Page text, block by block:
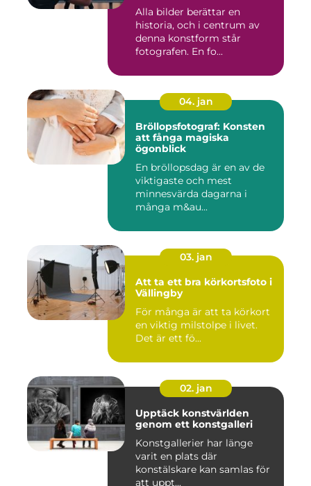
Alla bilder berättar en
historia, och i centrum av
denna konstform står
fotografen. En fo...
04. jan
Bröllopsfotograf: Konsten
att fånga magiska
ögonblick
En bröllopsdag är en av de
viktigaste och mest
minnesvärda dagarna i
många m&au...
03. jan
Att ta ett bra körkortsfoto i
Vällingby
För många är att ta körkort
en viktig milstolpe i livet.
Det är ett fö...
02. jan
Upptäck konstvärlden
genom ett konstgalleri
Konstgallerier har länge
varit en plats där
konstälskare kan samlas för
att uppt...